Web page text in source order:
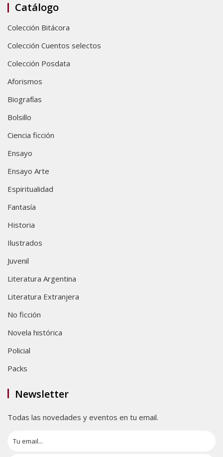
Catálogo
Colección Bitácora
Colección Cuentos selectos
Colección Posdata
Aforismos
Biografías
Bolsillo
Ciencia ficción
Ensayo
Ensayo Arte
Espiritualidad
Fantasía
Historia
Ilustrados
Juvenil
Literatura Argentina
Literatura Extranjera
No ficción
Novela histórica
Policial
Packs
Newsletter
Todas las novedades y eventos en tu email.